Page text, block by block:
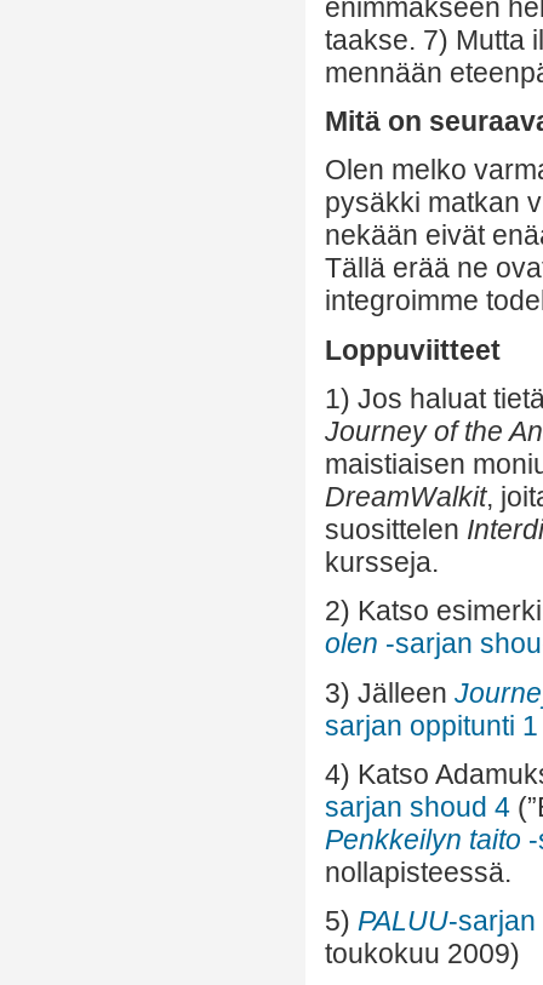
enimmäkseen
taakse. 7) Mutta
mennään
Mitä on
Olen melko
pysäkki matkan
nekään eivät
Tällä erää ne
integroimme
Loppuviitteet
1) Jos haluat
Journey of the
maistiaisen
DreamWalkit,
suosittelen
kursseja.
2) Katso
olen -sarjan
3) Jälleen
sarjan oppitunti 1
4) Katso
sarjan shoud 4
Penkkeilyn taito
nollapisteessä.
5) PALUU-sarjan
toukokuu 2009)